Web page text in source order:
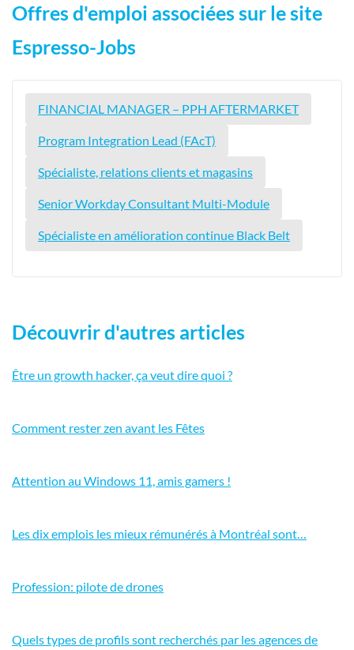
Offres d'emploi associées sur le site
Espresso-Jobs
FINANCIAL MANAGER – PPH AFTERMARKET
Program Integration Lead (FAcT)
Spécialiste, relations clients et magasins
Senior Workday Consultant Multi-Module
Spécialiste en amélioration continue Black Belt
Découvrir d'autres articles
Être un growth hacker, ça veut dire quoi ?
Comment rester zen avant les Fêtes
Attention au Windows 11, amis gamers !
Les dix emplois les mieux rémunérés à Montréal sont…
Profession: pilote de drones
Quels types de profils sont recherchés par les agences de